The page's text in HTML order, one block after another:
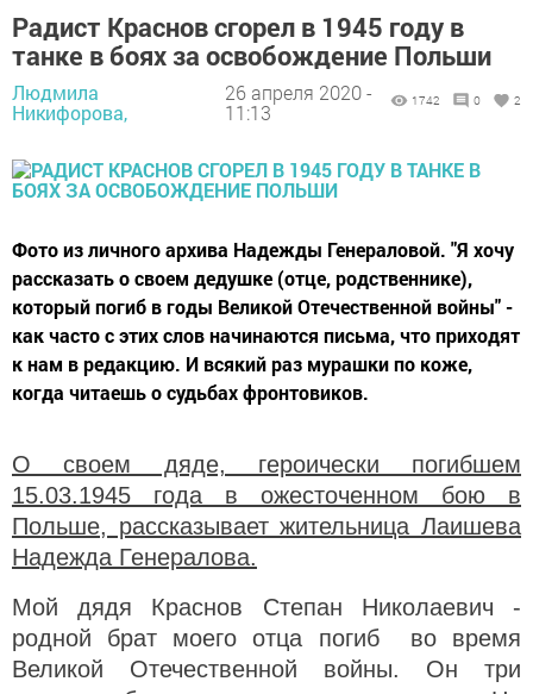
Радист Краснов сгорел в 1945 году в
танке в боях за освобождение Польши
Людмила
Никифорова,
26 апреля 2020 -
11:13
1742 0 2
Фото из личного архива Надежды Генераловой. "Я хочу
рассказать о своем дедушке (отце, родственнике),
который погиб в годы Великой Отечественной войны" -
как часто с этих слов начинаются письма, что приходят
к нам в редакцию. И всякий раз мурашки по коже,
когда читаешь о судьбах фронтовиков.
О своем дяде, героически погибшем
15.03.1945 года в ожесточенном бою в
Польше, рассказывает жительница Лаишева
Надежда Генералова.
Мой дядя Краснов Степан Николаевич -
родной брат моего отца погиб во время
Великой Отечественной войны. Он три